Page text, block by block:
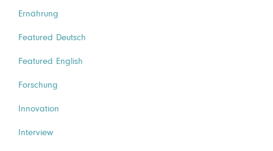
Ernährung
Featured Deutsch
Featured English
Forschung
Innovation
Interview